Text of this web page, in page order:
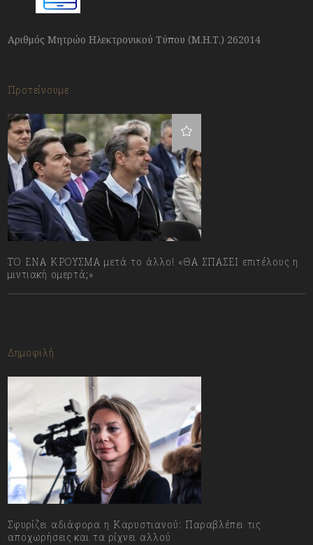
Αριθμός Μητρώο Ηλεκτρονικού Τύπου (Μ.Η.Τ.) 262014
Προτείνουμε
ΤΟ ΕΝΑ ΚΡΟΥΣΜΑ μετά το άλλο! «ΘΑ ΣΠΑΣΕΙ επιτέλους η
μιντιακή ομερτά;»
Δημοφιλή
Σφυρίζει αδιάφορα η Καρυστιανού: Παραβλέπει τις
αποχωρήσεις και τα ρίχνει αλλού